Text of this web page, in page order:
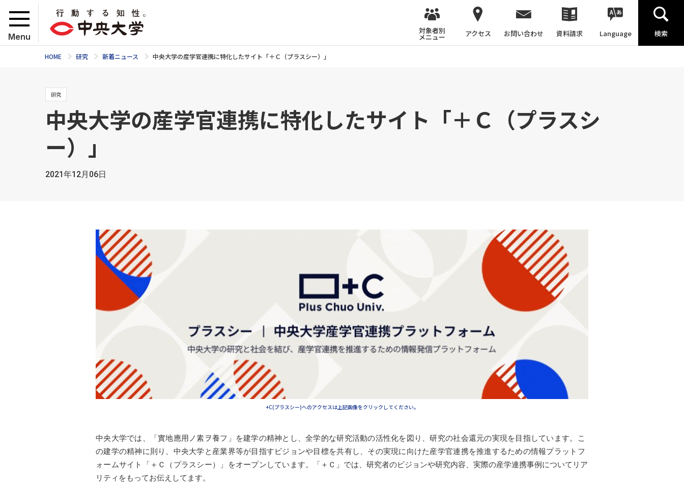
Menu
対象者別
メニュー アクセス お問い合わせ 資料請求 Language 検索
HOME 研究 新着ニュース 中央大学の産学官連携に特化したサイト「＋Ｃ（プラスシー）」
研究
中央大学の産学官連携に特化したサイト「＋Ｃ（プラスシ
ー）」
2021年12月06日
+C(プラスシー)へのアクセスは上記画像をクリックしてください。
中央大学では、「實地應用ノ素ヲ養フ」を建学の精神とし、全学的な研究活動の活性化を図り、研究の社会還元の実現を目指しています。こ
の建学の精神に則り、中央大学と産業界等が目指すビジョンや目標を共有し、その実現に向けた産学官連携を推進するための情報プラットフ
ォームサイト「＋Ｃ（プラスシー）」をオープンしています。
「＋Ｃ」では、研究者のビジョンや研究内容、実際の産学連携事例についてリア
リティをもってお伝えしてます。